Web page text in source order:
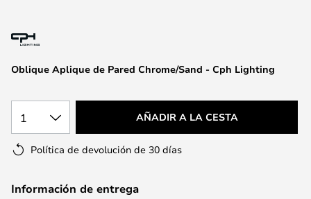
galería
imágenes
Oblique Aplique de Pared Chrome/Sand - Cph Lighting
1 AÑADIR A LA CESTA
Política de devolución de 30 días
Información de entrega